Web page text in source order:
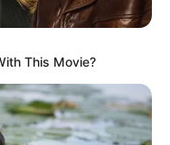
This Movie?